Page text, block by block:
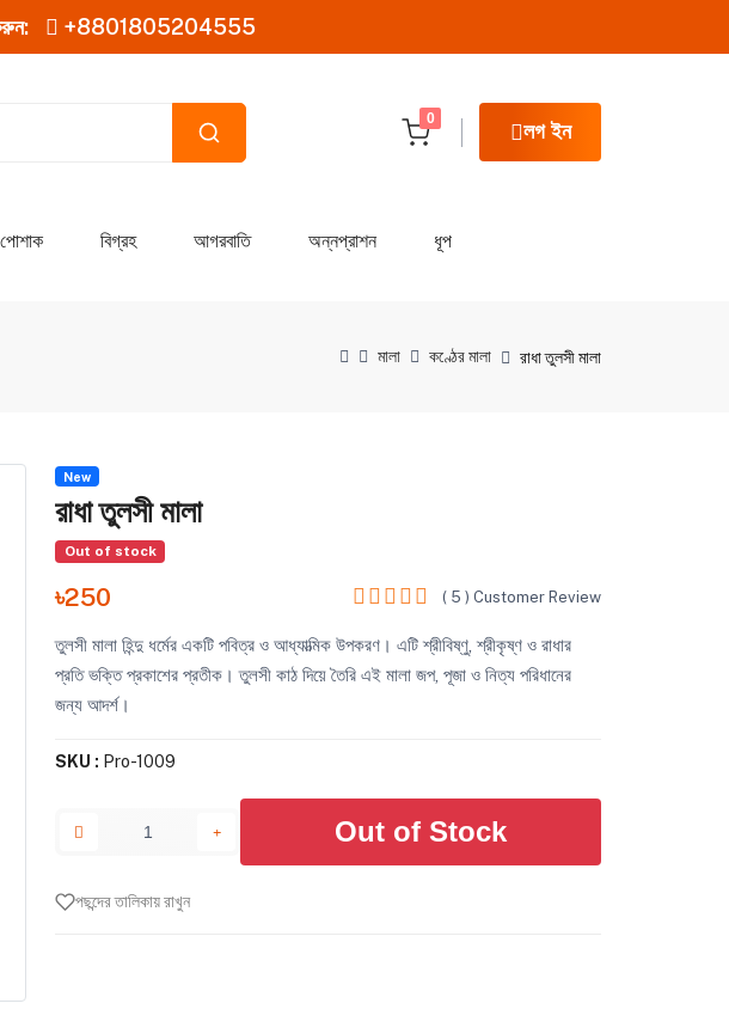
+8801805204555
0
লগ ইন
পোশাক বিগ্রহ আগরবাতি অন্নপ্রাশন ধূপ
মালা কণ্ঠের মালা রাধা তুলসী মালা
New
রাধা তুলসী মালা
Out of stock
৳250 ( 5 ) Customer Review
তুলসী মালা হিন্দু ধর্মের একটি পবিত্র ও আধ্যাত্মিক উপকরণ। এটি শ্রীবিষ্ণু, শ্রীকৃষ্ণ ও রাধার
প্রতি ভক্তি প্রকাশের প্রতীক। তুলসী কাঠ দিয়ে তৈরি এই মালা জপ, পূজা ও নিত্য পরিধানের
জন্য আদর্শ।
SKU : Pro-1009
Out of Stock
পছন্দের তালিকায় রাখুন